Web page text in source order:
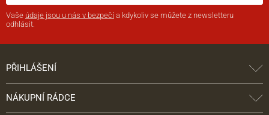
Vaše údaje jsou u nás v bezpečí a kdykoliv se můžete z newsletteru
odhlásit.
PŘIHLÁŠENÍ
NÁKUPNÍ RÁDCE